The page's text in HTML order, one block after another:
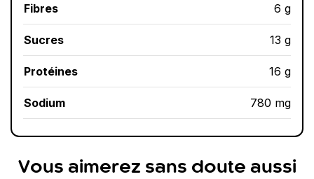
Fibres 6 g
Sucres 13 g
Protéines 16 g
Sodium 780 mg
Vous aimerez sans doute aussi